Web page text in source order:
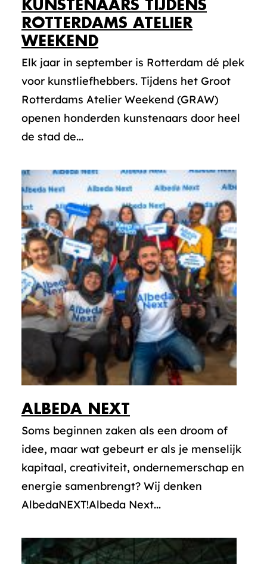
KUNSTENAARS TIJDENS
ROTTERDAMS ATELIER
WEEKEND
Elk jaar in september is Rotterdam dé plek
voor kunstliefhebbers. Tijdens het Groot
Rotterdams Atelier Weekend (GRAW)
openen honderden kunstenaars door heel
de stad de...
ALBEDA NEXT
Soms beginnen zaken als een droom of
idee, maar wat gebeurt er als je menselijk
kapitaal, creativiteit, ondernemerschap en
energie samenbrengt? Wij denken
AlbedaNEXT!Albeda Next...